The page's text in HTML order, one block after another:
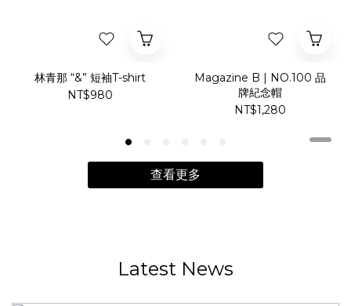
林青那 “&” 短袖T-shirt
NT$980
Magazine B | NO.100 品
牌紀念帽
NT$1,280
查看更多
Latest News